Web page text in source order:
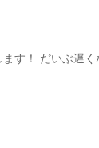
す！ だいぶ遅く